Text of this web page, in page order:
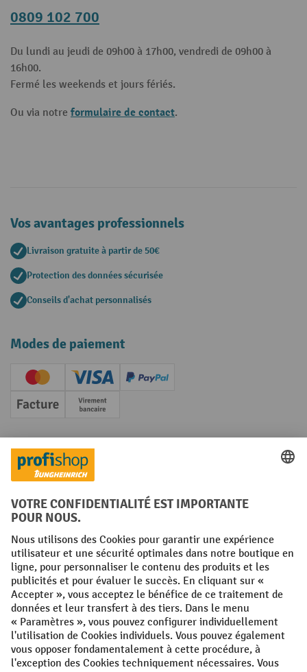
0809 102 700
Du lundi au jeudi de 09h00 à 17h00, vendredi de 09h00 à
16h00.
Fermé les weekends et jours fériés.
Ou via notre formulaire de contact.
Vos avantages professionnels
Livraison gratuite à partir de 50€
Protection des données sécurisée
Conseils d'achat personnalisés
Modes de paiement
Creditcard (Master)Creditcard (Visa)
PayPal
Facture Paiement anticipé
Réseaux sociaux
Facebook
YouTube
LinkedInInstagram
Conditions générales Mentions légales
Protection des Données Politique de cookies
All prices excl. VAT plusshipping costsand possible delivery charges,
if not stated otherwise.
¹ La remise est valable jusqu'à épuisement des stocks. La remise ne
s'applique pas aux prix spéciaux. Il n'est pas possible de le combiner